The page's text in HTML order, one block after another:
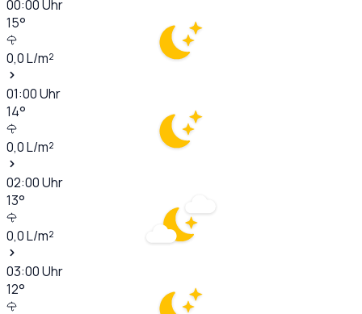
00:00Uhr
15°
0,0L/m²
01:00Uhr
14°
0,0L/m²
02:00Uhr
13°
0,0L/m²
03:00Uhr
12°